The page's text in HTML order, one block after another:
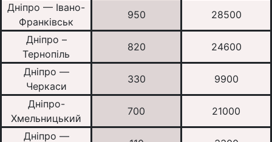
Дніпро — Івано-
Франківськ
950 28500
Дніпро –
Тернопіль
820 24600
Дніпро —
Черкаси
330 9900
Дніпро-
Хмельницький
700 21000
Дніпро —